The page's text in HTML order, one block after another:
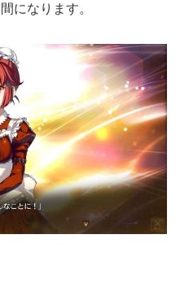
になります。